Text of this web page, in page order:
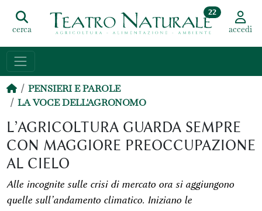
cerca
22
accedi
PENSIERI E PAROLE
LA VOCE DELL'AGRONOMO
L’AGRICOLTURA GUARDA SEMPRE
CON MAGGIORE PREOCCUPAZIONE
AL CIELO
Alle incognite sulle crisi di mercato ora si aggiungono
quelle sull’andamento climatico. Iniziano le